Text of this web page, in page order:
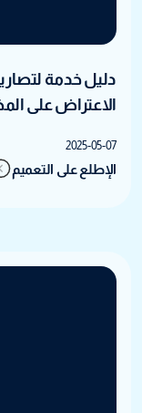
دليل خدمة
الاعتراض على
2025-05-07
الإطلع على التعميم